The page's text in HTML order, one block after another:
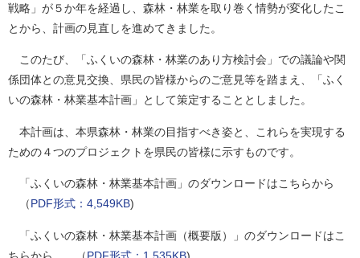
戦略」が５か年を経過し、森林・林業を取り巻く情勢が変化したこ
とから、計画の見直しを進めてきました。
このたび、「ふくいの森林・林業のあり方検討会」での議論や関
係団体との意見交換、県民の皆様からのご意見等を踏まえ、「ふく
いの森林・林業基本計画」として策定することとしました。
本計画は、本県森林・林業の目指すべき姿と、これらを実現する
ための４つのプロジェクトを県民の皆様に示すものです。
「ふくいの森林・林業基本計画」のダウンロードはこちらから
（PDF形式：4,549KB)
「ふくいの森林・林業基本計画（概要版）」のダウンロードはこ
ちらから （PDF形式：1,535KB)